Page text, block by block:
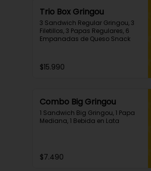
Trio Box Gringou
3 Sandwich Regular Gringou, 3
Filetillos, 3 Papas Regulares, 6
Empanadas de Queso Snack
$15.990
Combo Big Gringou
1 Sandwich Big Gringou, 1 Papa
Mediana, 1 Bebida en Lata
$7.490